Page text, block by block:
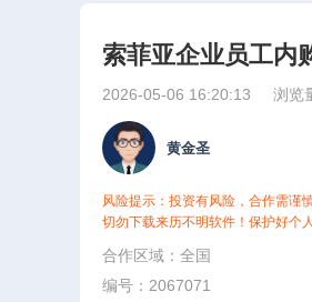
索菲亚企业员工内
2026-05-06 16:20:13 浏览
黄金圣
风险提示：投资有风险，合作需谨
切勿下载来历不明软件！保护好个
合作区域：全国
编号：2067071